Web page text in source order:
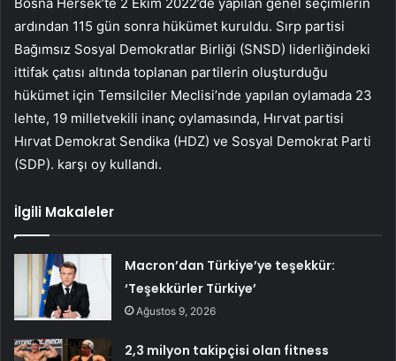
ardından 115 gün sonra hükümet kuruldu. Sırp partisi
Bağımsız Sosyal Demokratlar Birliği (SNSD) liderliğindeki
ittifak çatısı altında toplanan partilerin oluşturduğu
hükümet için Temsilciler Meclisi’nde yapılan oylamada 23
lehte, 19 milletvekili inanç oylamasında, Hırvat partisi
Hırvat Demokrat Sendika (HDZ) ve Sosyal Demokrat Parti
(SDP). karşı oy kullandı.
İlgili Makaleler
Macron’dan Türkiye’ye teşekkür:
‘Teşekkürler Türkiye’
Ağustos 9, 2026
2,3 milyon takipçisi olan fitness